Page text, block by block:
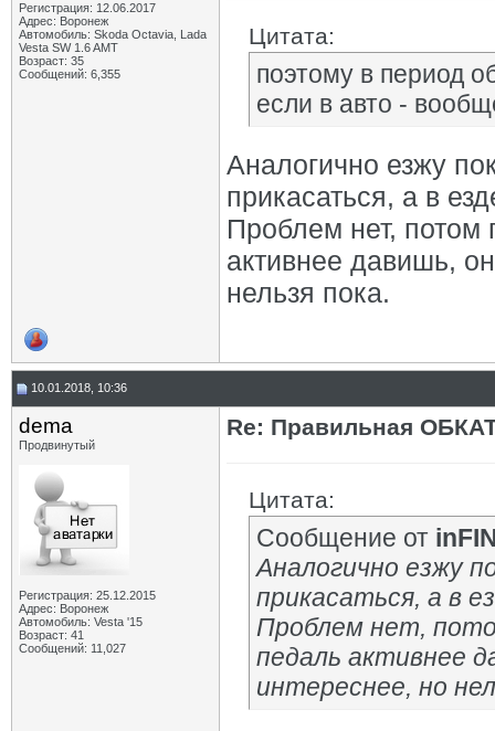
Регистрация: 12.06.2017
Адрес: Воронеж
Автомобиль: Skoda Octavia, Lada
Vesta SW 1.6 AMT
Возраст: 35
Сообщений: 6,355
Цитата:
поэтому в период
если в авто -
Аналогично езжу
прикасаться, а в
Проблем нет, потом
активнее давишь,
нельзя пока.
10.01.2018, 10:36
dema
Продвинутый
Регистрация: 25.12.2015
Адрес: Воронеж
Автомобиль: Vesta '15
Возраст: 41
Сообщений: 11,027
Re: Правильная
Цитата:
Сообщение от
Аналогично езжу
прикасаться, а в
Проблем нет,
педаль активнее
интереснее, но